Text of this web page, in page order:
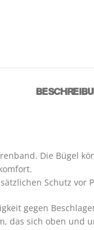
Die Bügel
Schutz vor
gegen
das sich oben